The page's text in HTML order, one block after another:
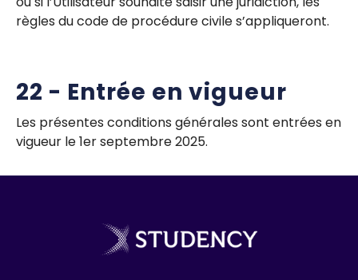
règles du code de procédure civile s’appliqueront.
22 - Entrée en vigueur
Les présentes conditions générales sont entrées en
vigueur le 1er septembre 2025.